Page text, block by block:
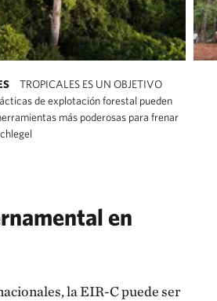
TROPICALES ES UN OBJETIVO
de explotación forestal pueden
más poderosas para frenar
en
la EIR-C puede ser